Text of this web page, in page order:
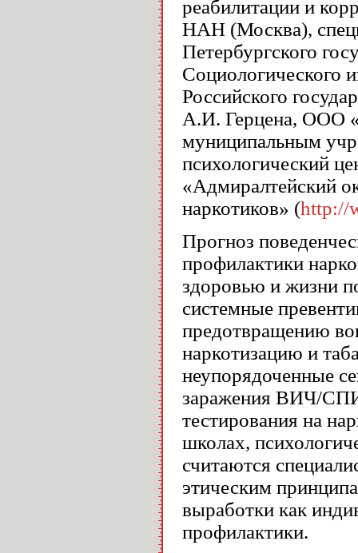
реабилитации и
НАН (Москва),
Петербургского
Социологического
Российского
А.И. Герцена, ООО
муниципальным
психологический
«Адмиралтейский
наркотиков» (http://
Прогноз
профилактики
здоровью и жизни
системные
предотвращению
наркотизацию и
неупорядоченные
заражения ВИЧ/
тестирования на
школах,
считаются
этическим
выработки как
профилактики.